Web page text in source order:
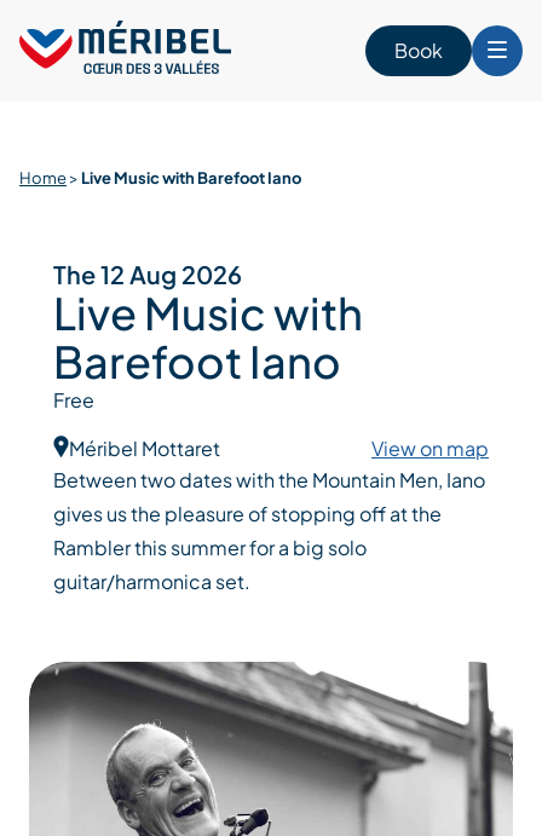
content
Book
Home> Live Music with Barefoot Iano
The 12 Aug 2026
Live Music with
Barefoot Iano
Free
Méribel Mottaret
View on map
Between two dates with the Mountain Men, Iano
gives us the pleasure of stopping off at the
Rambler this summer for a big solo
guitar/harmonica set.